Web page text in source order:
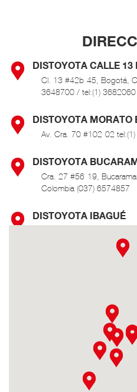
DISTOYOTA CALLE 13
Cl. 13 #42b-45, Bogotá,
3648700 / tel:(1) 3682060
DISTOYOTA MORATO
Av. Cra. 70 #102-02
DISTOYOTA
Cra. 27 #56-19,
Colombia (037) 6574857
DISTOYOTA IBAGUÉ
276 0000 / 3116810521
Calle 66A N°43-02 Centro
Esmeralda, bodega 101,
DISTOYOTA NEIVA
Cra. 5 #10-42, Neiva,
DISTOYOTA PASTO